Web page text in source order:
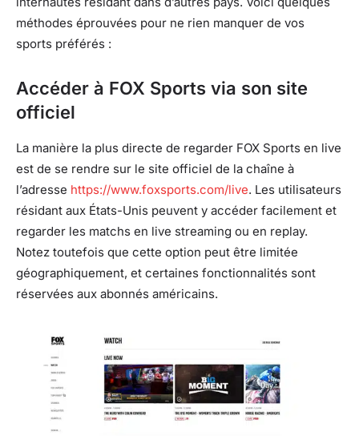
méthodes éprouvées pour ne rien manquer de vos
sports préférés :
Accéder à FOX Sports via son site
officiel
La manière la plus directe de regarder FOX Sports en live
est de se rendre sur le site officiel de la chaîne à
l’adresse https://www.foxsports.com/live. Les utilisateurs
résidant aux États-Unis peuvent y accéder facilement et
regarder les matchs en live streaming ou en replay.
Notez toutefois que cette option peut être limitée
géographiquement, et certaines fonctionnalités sont
réservées aux abonnés américains.